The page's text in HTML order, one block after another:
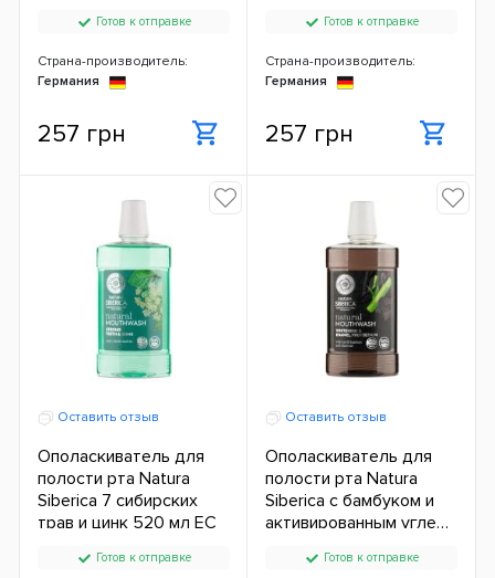
Готов к отправке
Страна-производитель:
Германия
257 грн
Готов к отправке
Страна-производитель:
Германия
257 грн
Оставить отзыв
Ополаскиватель для
полости рта Natura
Siberica 7 сибирских
трав и цинк 520 мл ЕС
Готов к отправке
Оставить отзыв
Ополаскиватель для
полости рта Natura
Siberica с бамбуком и
активированным углем
Готов к отправке